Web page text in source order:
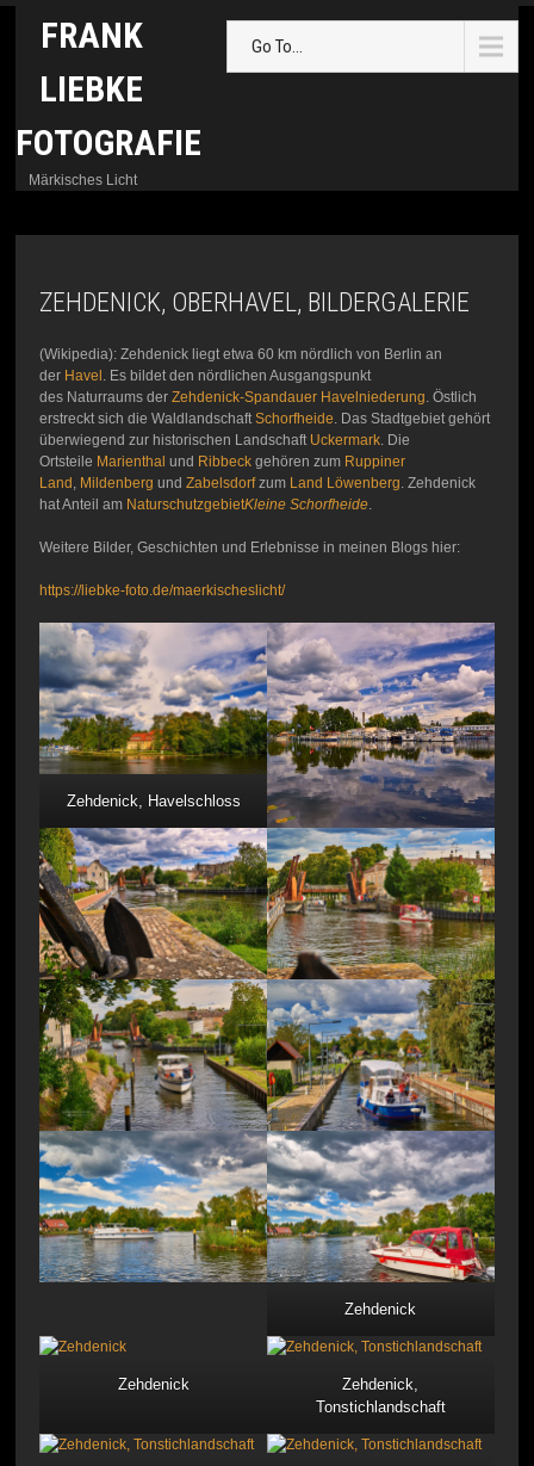
FRANK
LIEBKE
FOTOGRAFIE
Märkisches Licht
Go To...
ZEHDENICK, OBERHAVEL, BILDERGALERIE
(Wikipedia): Zehdenick liegt etwa 60 km nördlich von Berlin an
der Havel . Es bildet den nördlichen Ausgangspunkt
des Naturraums derZehdenick-Spandauer Havelniederung. Östlich
erstreckt sich die WaldlandschaftSchorfheide. Das Stadtgebiet gehört
überwiegend zur historischen Landschaft Uckermark. Die
Ortsteile Marienthal und Ribbeck gehören zum Ruppiner
Land , Mildenberg undZabelsdorfzum Land Löwenberg. Zehdenick
hat Anteil am NaturschutzgebietKleine Schorfheide.
Weitere Bilder, Geschichten und Erlebnisse in meinen Blogs hier:
https://liebke-foto.de/maerkischeslicht/
Zehdenick, Havelschloss
Zehdenick
Zehdenick
Zehdenick,
Tonstichlandschaft